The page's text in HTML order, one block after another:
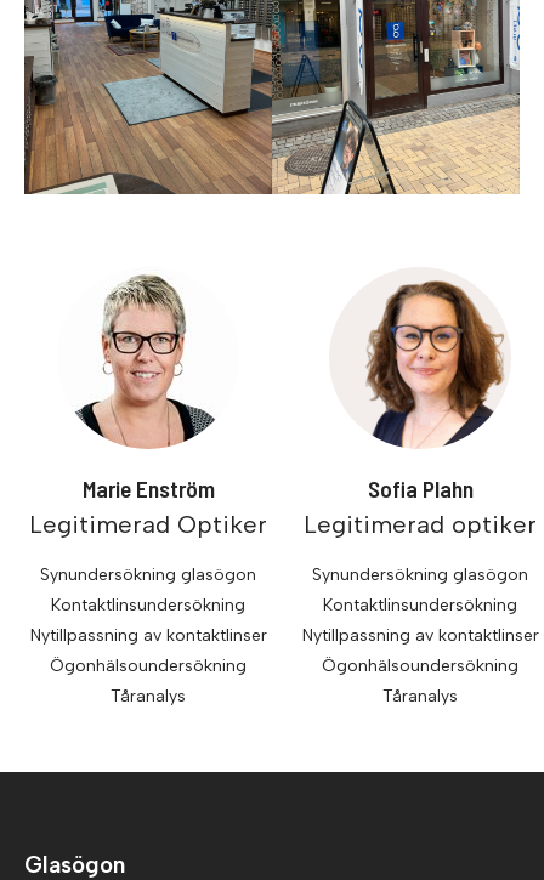
Marie Enström
Legitimerad Optiker
Synundersökning glasögon
Kontaktlinsundersökning
Nytillpassning av kontaktlinser
Ögonhälsoundersökning
Tåranalys
Sofia Plahn
Legitimerad optiker
Synundersökning glasögon
Kontaktlinsundersökning
Nytillpassning av kontaktlinser
Ögonhälsoundersökning
Tåranalys
Glasögon